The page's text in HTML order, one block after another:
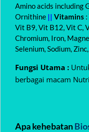
Amino acids including
Ornithine || Vitamins
Vit B9, Vit B12, Vit C,
Chromium, Iron,
Selenium, Sodium,
Fungsi Utama :
berbagai macam
Apa kehebatan